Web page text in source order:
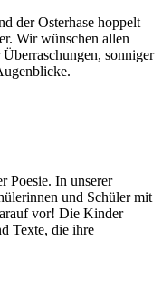
der Osterhase hoppelt
Wir wünschen allen
sonniger
Poesie. In unserer
und Schüler mit
vor! Die Kinder
Texte, die ihre